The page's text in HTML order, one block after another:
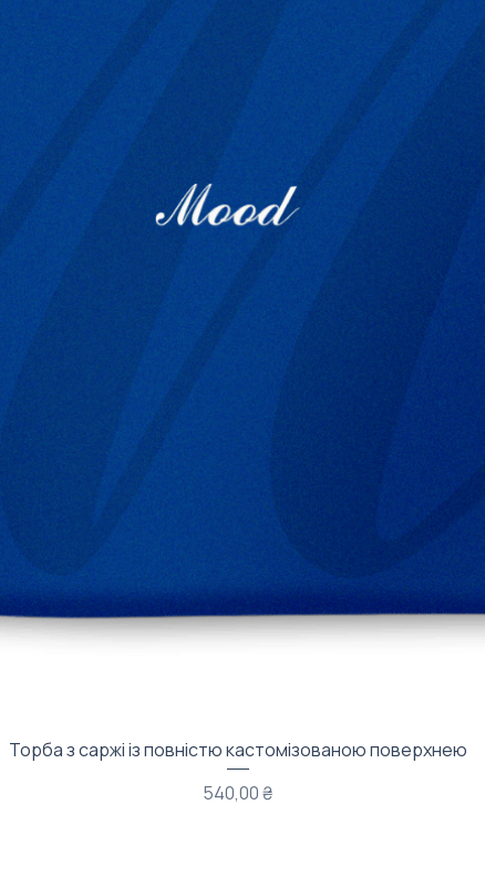
Швидкий перегляд
Торба з саржі із повністю кастомізованою поверхнею
Ціна
540,00 ₴